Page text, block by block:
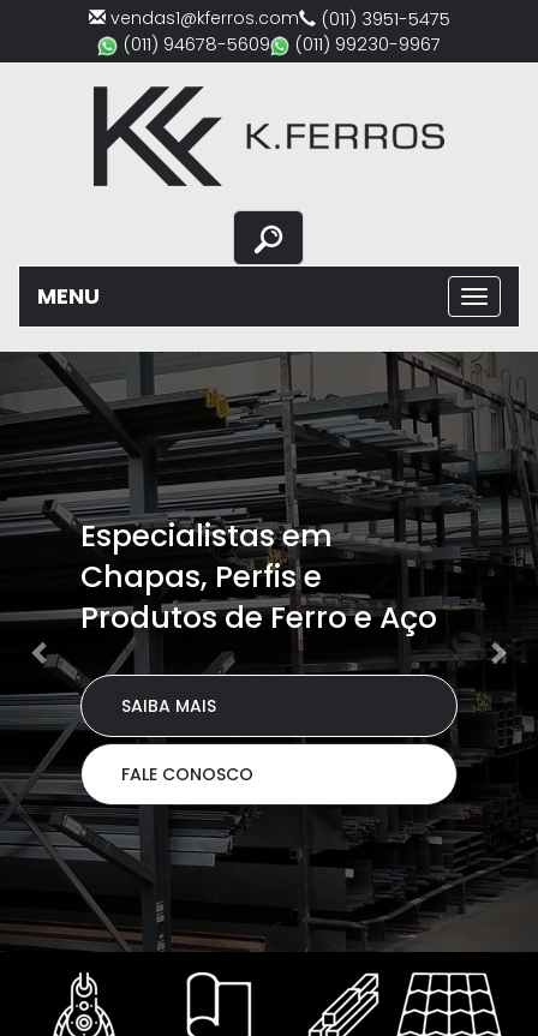
vendas1@kferros.com
(011) 3951-5475
(011) 94678-5609
(011) 99230-9967
MENU
Especialistas em
Chapas, Perfis e
Produtos de Ferro e Aço
SAIBA MAIS
FALE CONOSCO
Previous